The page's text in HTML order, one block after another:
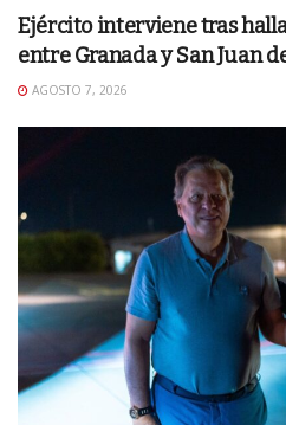
Ejército interviene tras
entre Granada y San Juan
AGOSTO 7, 2026